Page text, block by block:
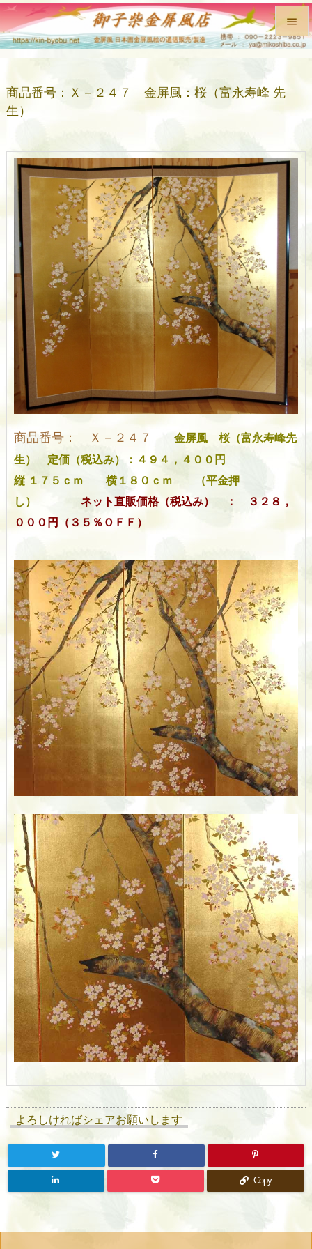


前へ

検索
商品番号：Ｘ－２４７ 金屏風：桜（富永寿峰 先
生）
商品番号： Ｘ－２４７
金屏風 桜（富永寿峰先
生） 定価（税込み）：４９４，４００円
縦 １７５ｃｍ 横１８０ｃｍ （平金押
し）
ネット直販価格（税込み） ： ３２８，
０００円（３５％ＯＦＦ）
よろしければシェアお願いします
Copy